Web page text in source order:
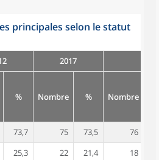
principales selon le statut
2017
% Nombre % Nombre
73,7 75 73,5 76
25,3 22 21,4 18